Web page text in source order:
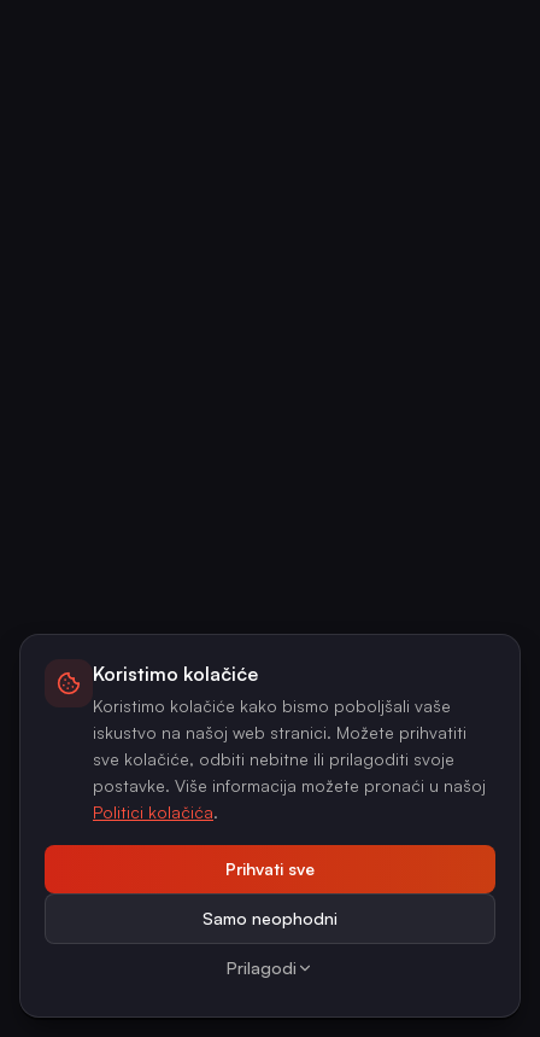
Koristimo kolačiće
Koristimo kolačiće kako bismo poboljšali vaše
iskustvo na našoj web stranici. Možete prihvatiti
sve kolačiće, odbiti nebitne ili prilagoditi svoje
postavke. Više informacija možete pronaći u našoj
Politici kolačića.
Prihvati sve
Samo neophodni
Prilagodi